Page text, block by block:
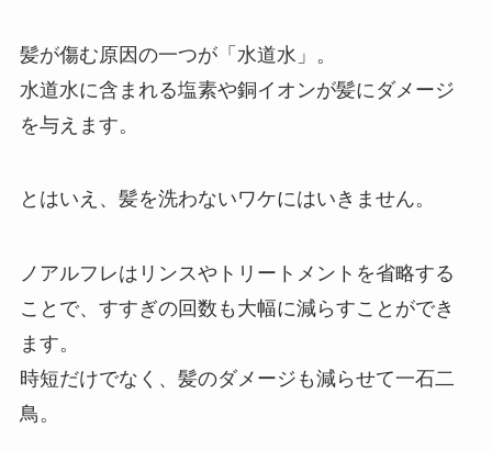
髪が傷む原因の一つが「水道水」。
水道水に含まれる塩素や銅イオンが髪にダメージ
を与えます。
とはいえ、髪を洗わないワケにはいきません。
ノアルフレはリンスやトリートメントを省略する
ことで、すすぎの回数も大幅に減らすことができ
ます。
時短だけでなく、髪のダメージも減らせて一石二
鳥。